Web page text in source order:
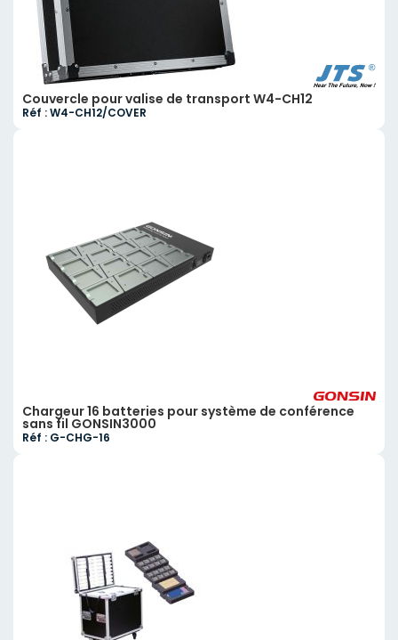
Couvercle pour valise de transport W4-CH12
Réf : W4-CH12/COVER
Chargeur 16 batteries pour système de conférence
sans fil GONSIN3000
Réf : G-CHG-16